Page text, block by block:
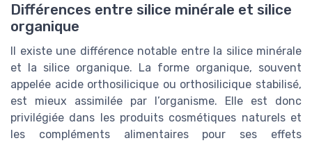
Différences entre silice minérale et silice
organique
Il existe une différence notable entre la silice minérale
et la silice organique. La forme organique, souvent
appelée acide orthosilicique ou orthosilicique stabilisé,
est mieux assimilée par l’organisme. Elle est donc
privilégiée dans les produits cosmétiques naturels et
les compléments alimentaires pour ses effets